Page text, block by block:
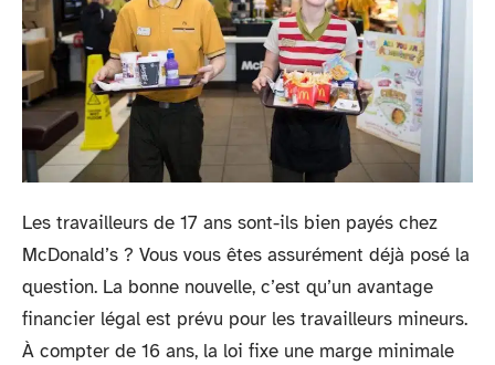
Les travailleurs de 17 ans sont-ils bien payés chez
McDonald’s ? Vous vous êtes assurément déjà posé la
question. La bonne nouvelle, c’est qu’un avantage
financier légal est prévu pour les travailleurs mineurs.
À compter de 16 ans, la loi fixe une marge minimale